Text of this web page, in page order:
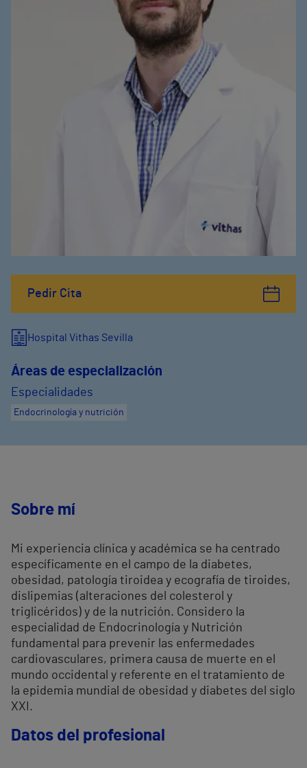
Pedir Cita
Hospital Vithas Sevilla
Áreas de especialización
Especialidades
Endocrinología y nutrición
Sobre mí
Mi experiencia clínica y académica se ha centrado
específicamente en el campo de la diabetes,
obesidad, patología tiroidea y ecografía de tiroides,
dislipemias (alteraciones del colesterol y
triglicéridos) y de la nutrición. Considero la
especialidad de Endocrinología y Nutrición
fundamental para prevenir las enfermedades
cardiovasculares, primera causa de muerte en el
mundo occidental y referente en el tratamiento de
la epidemia mundial de obesidad y diabetes del siglo
XXI.
Datos del profesional